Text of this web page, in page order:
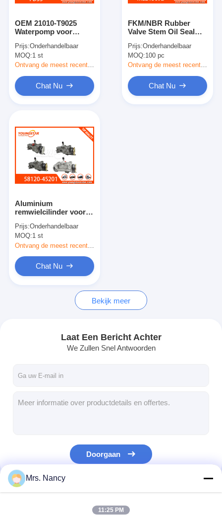
De Pomp van de autoleiding
Automobiele Motoronderdelen
OEM 21010-T9025
Waterpomp voor
Waterpomp
Prijs:Onderhandelbaar
MOQ:1 st
Ontvang de meest recente Prijs
Chat Nu
FKM/NBR Rubber
Valve Stem Oil Seal
4D34 6D31 6D34 6D16
Motor met 1 JAAR
garantie
Prijs:Onderhandelbaar
MOQ:100 pc
Ontvang de meest recente Prijs
Chat Nu
Aluminium
remwielcilinder voor
HD72 HD78 OEM
58120-45201 58220-
45201 58320-45201
58420-45201
Prijs:Onderhandelbaar
MOQ:1 st
Ontvang de meest recente Prijs
Chat Nu
Bekijk meer
Laat Een Bericht Achter
We Zullen Snel Antwoorden
Doorgaan
Onze Categorieën
Mrs. Nancy
11:25 PM